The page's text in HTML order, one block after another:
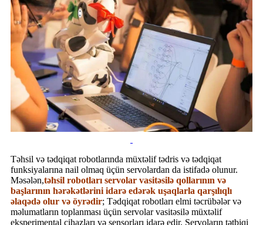
Təhsil və tədqiqat robotlarında müxtəlif tədris və tədqiqat
funksiyalarına nail olmaq üçün servolardan da istifadə olunur.
Məsələn,təhsil robotları servolar vasitəsilə qollarının və
başlarının hərəkətlərini idarə edərək uşaqlarla qarşılıqlı
əlaqədə olur və öyrədir; Tədqiqat robotları elmi təcrübələr və
məlumatların toplanması üçün servolar vasitəsilə müxtəlif
eksperimental cihazları və sensorları idarə edir. Servoların tətbiqi